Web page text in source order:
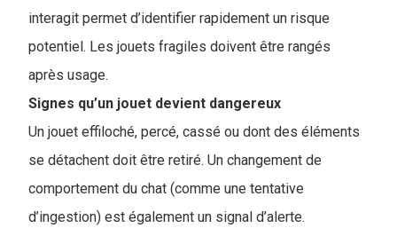
interagit permet d’identifier rapidement un risque
potentiel. Les jouets fragiles doivent être rangés
après usage.
Signes qu’un jouet devient dangereux
Un jouet effiloché, percé, cassé ou dont des éléments
se détachent doit être retiré. Un changement de
comportement du chat (comme une tentative
d’ingestion) est également un signal d’alerte.